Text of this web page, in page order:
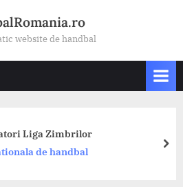
website de handbal